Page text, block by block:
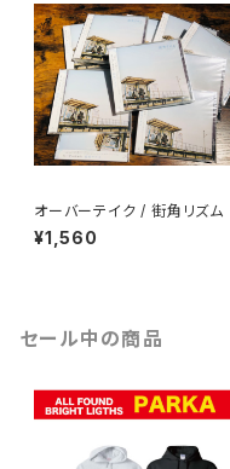
オーバーテイク / 街角リズム
¥1,560
セール中の商品